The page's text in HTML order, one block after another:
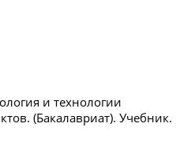
и технологии
(Бакалавриат). Учебник.